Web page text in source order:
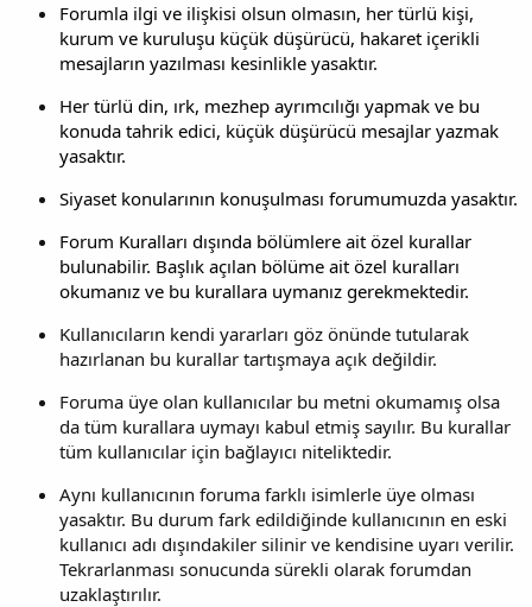
Forumla ilgi ve ilişkisi olsun olmasın, her türlü kişi,
kurum ve kuruluşu küçük düşürücü, hakaret içerikli
mesajların yazılması kesinlikle yasaktır.
Her türlü din, ırk, mezhep ayrımcılığı yapmak ve bu
konuda tahrik edici, küçük düşürücü mesajlar yazmak
yasaktır.
Siyaset konularının konuşulması forumumuzda yasaktır.
Forum Kuralları dışında bölümlere ait özel kurallar
bulunabilir. Başlık açılan bölüme ait özel kuralları
okumanız ve bu kurallara uymanız gerekmektedir.
Kullanıcıların kendi yararları göz önünde tutularak
hazırlanan bu kurallar tartışmaya açık değildir.
Foruma üye olan kullanıcılar bu metni okumamış olsa
da tüm kurallara uymayı kabul etmiş sayılır. Bu kurallar
tüm kullanıcılar için bağlayıcı niteliktedir.
Aynı kullanıcının foruma farklı isimlerle üye olması
yasaktır. Bu durum fark edildiğinde kullanıcının en eski
kullanıcı adı dışındakiler silinir ve kendisine uyarı verilir.
Tekrarlanması sonucunda sürekli olarak forumdan
uzaklaştırılır.